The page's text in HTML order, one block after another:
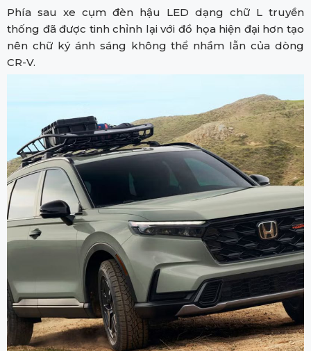
Phía sau xe cụm đèn hậu LED dạng chữ L truyền
thống đã được tinh chỉnh lại với đồ họa hiện đại hơn tạo
nên chữ ký ánh sáng không thể nhầm lẫn của dòng
CR-V.